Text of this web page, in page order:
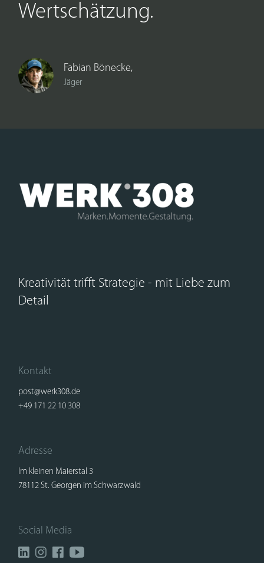
Wertschätzung.
Fabian Bönecke,
Jäger
Kreativität trifft Strategie - mit Liebe zum
Detail
Kontakt
post@werk308.de
+49 171 22 10 308
Adresse
Im kleinen Maierstal 3
78112 St. Georgen im Schwarzwald
Social Media